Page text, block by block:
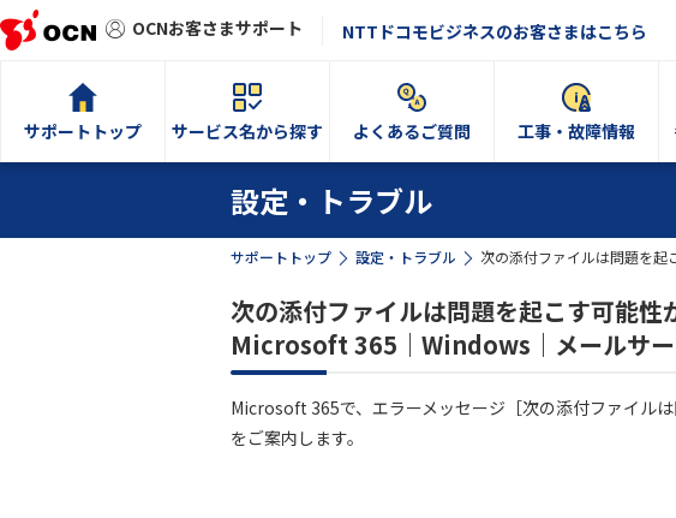
OCNお客さまサポート NTTドコモビジネスのお客さまはこちら
サポートトップ サービス名から探す よくあるご質問 工事・故障情報
設定・トラブル
サポートトップ 設定・トラブル 次の添付ファイルは問題を
次の添付ファイルは問題を起こす可能
Microsoft 365｜Windows｜メールサ
Microsoft 365で、エラーメッセージ［次の添付ファイル
をご案内します。